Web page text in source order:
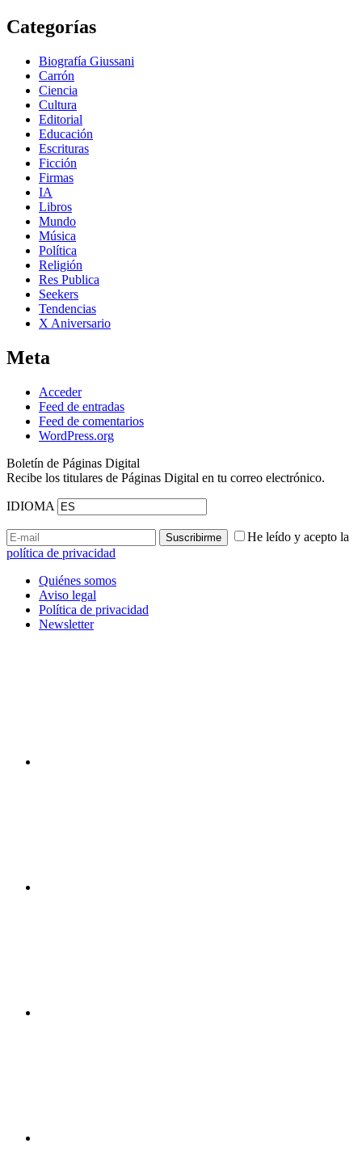
Categorías
Biografía Giussani
Carrón
Ciencia
Cultura
Editorial
Educación
Escrituras
Ficción
Firmas
IA
Libros
Mundo
Música
Política
Religión
Res Publica
Seekers
Tendencias
X Aniversario
Meta
Acceder
Feed de entradas
Feed de comentarios
WordPress.org
Boletín de Páginas Digital
Recibe los titulares de Páginas Digital en tu correo electrónico.
IDIOMA
He leído y acepto la
política de privacidad
Quiénes somos
Aviso legal
Política de privacidad
Newsletter